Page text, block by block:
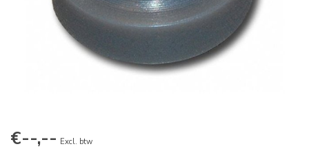
€--,-- Excl. btw